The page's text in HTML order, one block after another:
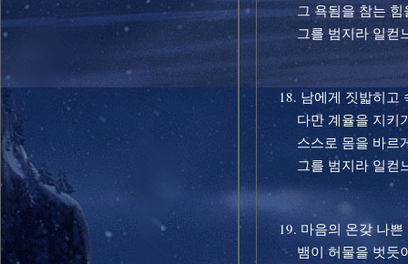
그 욕됨을 참는 힘
그를 범지라 일컫
18. 남에게 짓밟히고
다만 계율을 지키
스스로 몸을 바르
그를 범지라 일컫
19. 마음의 온갖 나쁜
뱀이 허물을 벗듯